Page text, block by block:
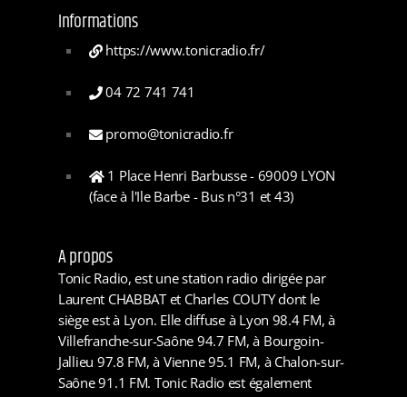
Informations
https://www.tonicradio.fr/
04 72 741 741
promo@tonicradio.fr
1 Place Henri Barbusse - 69009 LYON
(face à l'Ile Barbe - Bus n°31 et 43)
A propos
Tonic Radio, est une station radio dirigée par
Laurent CHABBAT et Charles COUTY dont le
siège est à Lyon. Elle diffuse à Lyon 98.4 FM, à
Villefranche-sur-Saône 94.7 FM, à Bourgoin-
Jallieu 97.8 FM, à Vienne 95.1 FM, à Chalon-sur-
Saône 91.1 FM. Tonic Radio est également